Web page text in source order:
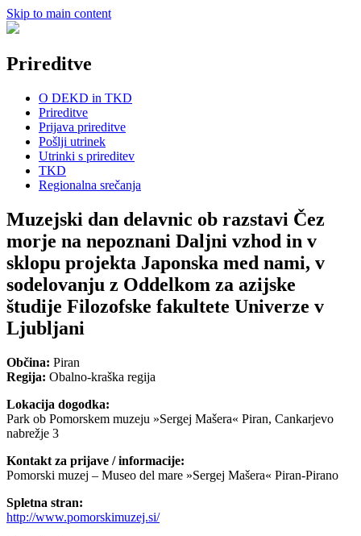
Skip to main content
Prireditve
O DEKD in TKD
Prireditve
Prijava prireditve
Pošlji utrinek
Utrinki s prireditev
TKD
Regionalna srečanja
Muzejski dan delavnic ob razstavi Čez
morje na nepoznani Daljni vzhod in v
sklopu projekta Japonska med nami, v
sodelovanju z Oddelkom za azijske
študije Filozofske fakultete Univerze v
Ljubljani
Občina: Piran
Regija: Obalno-kraška regija
Lokacija dogodka:
Park ob Pomorskem muzeju »Sergej Mašera« Piran, Cankarjevo
nabrežje 3
Kontakt za prijave / informacije:
Pomorski muzej – Museo del mare »Sergej Mašera« Piran-Pirano
Spletna stran:
http://www.pomorskimuzej.si/